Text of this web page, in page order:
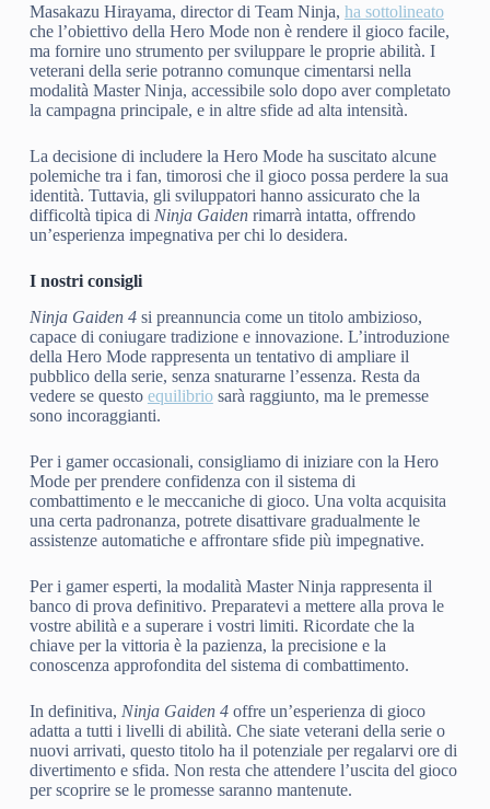
Masakazu Hirayama, director di Team Ninja, ha sottolineato
che l’obiettivo della Hero Mode non è rendere il gioco facile,
ma fornire uno strumento per sviluppare le proprie abilità. I
veterani della serie potranno comunque cimentarsi nella
modalità Master Ninja, accessibile solo dopo aver completato
la campagna principale, e in altre sfide ad alta intensità.
La decisione di includere la Hero Mode ha suscitato alcune
polemiche tra i fan, timorosi che il gioco possa perdere la sua
identità. Tuttavia, gli sviluppatori hanno assicurato che la
difficoltà tipica di Ninja Gaidenrimarrà intatta, offrendo
un’esperienza impegnativa per chi lo desidera.
I nostri consigli
Ninja Gaiden 4si preannuncia come un titolo ambizioso,
capace di coniugare tradizione e innovazione. L’introduzione
della Hero Mode rappresenta un tentativo di ampliare il
pubblico della serie, senza snaturarne l’essenza. Resta da
vedere se questo equilibriosarà raggiunto, ma le premesse
sono incoraggianti.
Per i gamer occasionali, consigliamo di iniziare con la Hero
Mode per prendere confidenza con il sistema di
combattimento e le meccaniche di gioco. Una volta acquisita
una certa padronanza, potrete disattivare gradualmente le
assistenze automatiche e affrontare sfide più impegnative.
Per i gamer esperti, la modalità Master Ninja rappresenta il
banco di prova definitivo. Preparatevi a mettere alla prova le
vostre abilità e a superare i vostri limiti. Ricordate che la
chiave per la vittoria è la pazienza, la precisione e la
conoscenza approfondita del sistema di combattimento.
In definitiva, Ninja Gaiden 4offre un’esperienza di gioco
adatta a tutti i livelli di abilità. Che siate veterani della serie o
nuovi arrivati, questo titolo ha il potenziale per regalarvi ore di
divertimento e sfida. Non resta che attendere l’uscita del gioco
per scoprire se le promesse saranno mantenute.